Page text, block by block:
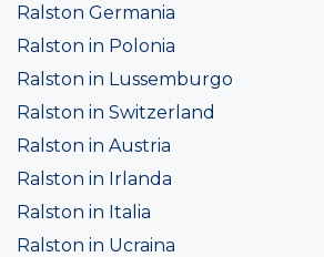
Ralston Germania
Ralston in Polonia
Ralston in Lussemburgo
Ralston in Switzerland
Ralston in Austria
Ralston in Irlanda
Ralston in Italia
Ralston in Ucraina